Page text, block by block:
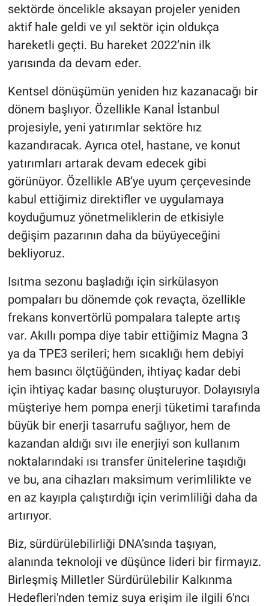
sektörde öncelikle aksayan projeler yeniden
aktif hale geldi ve yıl sektör için oldukça
hareketli geçti. Bu hareket 2022’nin ilk
yarısında da devam eder.
Kentsel dönüşümün yeniden hız kazanacağı bir
dönem başlıyor. Özellikle Kanal İstanbul
projesiyle, yeni yatırımlar sektöre hız
kazandıracak. Ayrıca otel, hastane, ve konut
yatırımları artarak devam edecek gibi
görünüyor. Özellikle AB’ye uyum çerçevesinde
kabul ettiğimiz direktifler ve uygulamaya
koyduğumuz yönetmeliklerin de etkisiyle
değişim pazarının daha da büyüyeceğini
bekliyoruz.
Isıtma sezonu başladığı için sirkülasyon
pompaları bu dönemde çok revaçta, özellikle
frekans konvertörlü pompalara talepte artış
var. Akıllı pompa diye tabir ettiğimiz Magna 3
ya da TPE3 serileri; hem sıcaklığı hem debiyi
hem basıncı ölçtüğünden, ihtiyaç kadar debi
için ihtiyaç kadar basınç oluşturuyor. Dolayısıyla
müşteriye hem pompa enerji tüketimi tarafında
büyük bir enerji tasarrufu sağlıyor, hem de
kazandan aldığı sıvı ile enerjiyi son kullanım
noktalarındaki ısı transfer ünitelerine taşıdığı
ve bu, ana cihazları maksimum verimlilikte ve
en az kayıpla çalıştırdığı için verimliliği daha da
artırıyor.
Biz, sürdürülebilirliği DNA’sında taşıyan,
alanında teknoloji ve düşünce lideri bir firmayız.
Birleşmiş Milletler Sürdürülebilir Kalkınma
Hedefleri'nden temiz suya erişim ile ilgili 6'ncı